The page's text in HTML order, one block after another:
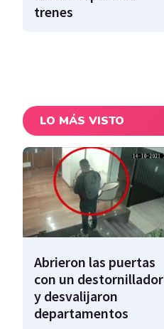
trenes
LO MÁS VISTO
Abrieron las puertas
con un destornillador
y desvalijaron
departamentos